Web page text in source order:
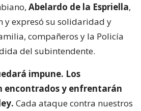
Abelardo de la Espriella,
y expresó su solidaridad y
compañeros y la Policía
del subintendente.
impune. Los
encontrados y enfrentarán
Cada ataque contra nuestros